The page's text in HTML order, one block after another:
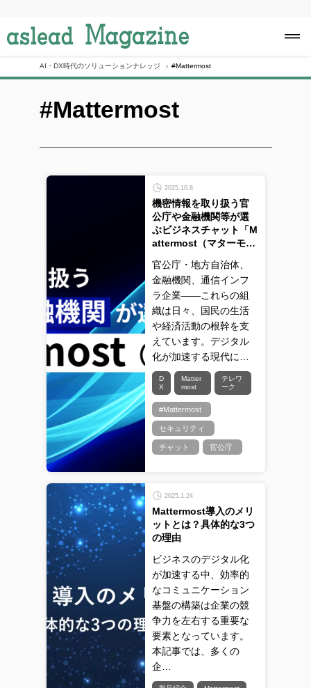
c
AI・DX時代のソリューションナレッジ #Mattermost
#Mattermost
2025.10.8
機密情報を取り扱う官
公庁や金融機関等が選
ぶビジネスチャット「M
attermost（マターモ…
官公庁・地方自治体、
金融機関、通信インフ
ラ企業――これらの組
織は日々、国民の生活
や経済活動の根幹を支
えています。デジタル
化が加速する現代に…
D
X
Matter
most
テレワ
ーク
#Mattermost
セキュリティ
チャット 官公庁
2025.1.24
Mattermost導入のメリ
ットとは？具体的な3つ
の理由
ビジネスのデジタル化
が加速する中、効率的
なコミュニケーション
基盤の構築は企業の競
争力を左右する重要な
要素となっています。
本記事では、多くの
企…